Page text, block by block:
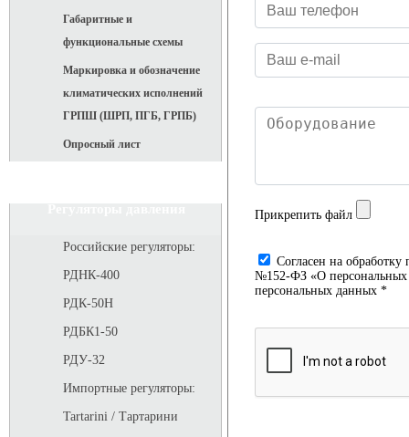
Габаритные и
функциональные схемы
Маркировка и обозначение
климатических исполнений
ГРПШ (ШРП, ПГБ, ГРПБ)
Опросный лист
Российские регуляторы:
РДНК-400
РДК-50Н
РДБК1-50
РДУ-32
Импортные регуляторы:
Tartarini / Тартарини
Прикрепить файл
Cогласен на
№152-ФЗ «О персональных
персональных данных *